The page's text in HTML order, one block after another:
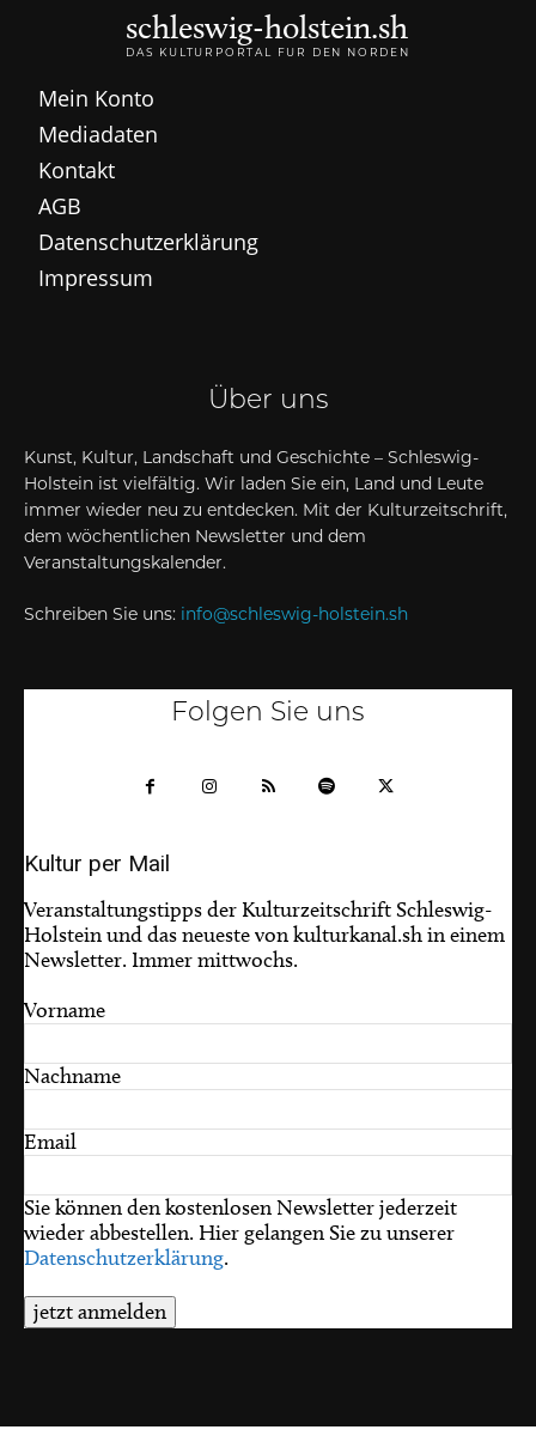
schleswig-holstein.sh
DAS KULTURPORTAL FÜR DEN NORDEN
Mein Konto
Mediadaten
Kontakt
AGB
Datenschutzerklärung
Impressum
Über uns
Kunst, Kultur, Landschaft und Geschichte – Schleswig-
Holstein ist vielfältig. Wir laden Sie ein, Land und Leute
immer wieder neu zu entdecken. Mit der Kulturzeitschrift,
dem wöchentlichen Newsletter und dem
Veranstaltungskalender.
Schreiben Sie uns: info@schleswig-holstein.sh
Folgen Sie uns
Kultur per Mail
Veranstaltungstipps der Kulturzeitschrift Schleswig-
Holstein und das neueste von kulturkanal.sh in einem
Newsletter. Immer mittwochs.
Vorname
Nachname
Email
Sie können den kostenlosen Newsletter jederzeit
wieder abbestellen. Hier gelangen Sie zu unserer
Datenschutzerklärung.
jetzt anmelden